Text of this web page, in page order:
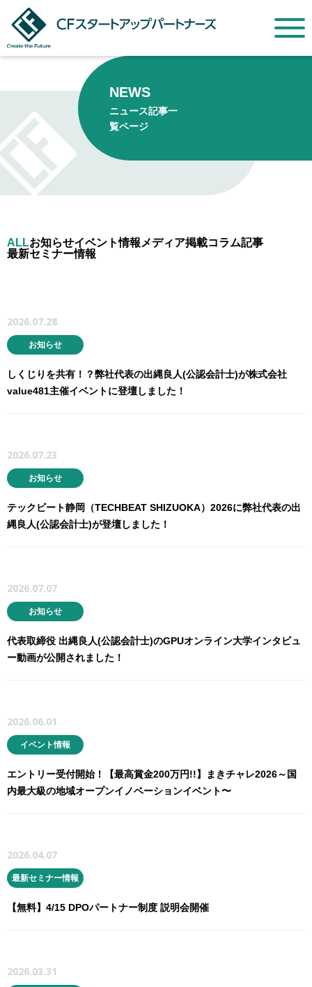
NEWS
ニュース記事一
覧ページ
ALLお知らせイベント情報 メディア掲載コラム記事
最新セミナー情報
2026.07.28
お知らせ
しくじりを共有！？弊社代表の出縄良人(公認会計士)が株式会社
value481主催イベントに登壇しました！
2026.07.23
お知らせ
テックビート静岡（TECHBEAT SHIZUOKA）2026に弊社代表の出
縄良人(公認会計士)が登壇しました！
2026.07.07
お知らせ
代表取締役 出縄良人(公認会計士)のGPUオンライン大学インタビュ
ー動画が公開されました！
2026.06.01
イベント情報
エントリー受付開始！【最高賞金200万円!!】まきチャレ2026～国
内最大級の地域オープンイノベーションイベント〜
2026.04.07
最新セミナー情報
【無料】4/15 DPOパートナー制度 説明会開催
2026.03.31